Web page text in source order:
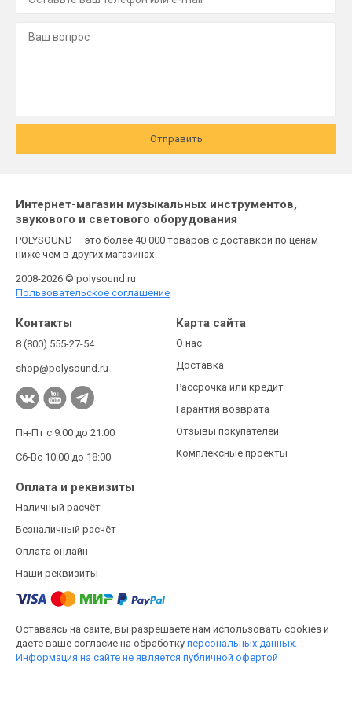
Отправить
Интернет-магазин музыкальных инструментов,
звукового и светового оборудования
POLYSOUND — это более 40 000 товаров с доставкой по ценам
ниже чем в других магазинах
2008-2026 © polysound.ru
Пользовательское соглашение
Контакты
8 (800) 555-27-54
shop@polysound.ru
Пн-Пт с 9:00 до 21:00
Сб-Вс 10:00 до 18:00
Карта сайта
О нас
Доставка
Рассрочка или кредит
Гарантия возврата
Отзывы покупателей
Комплексные проекты
Оплата и реквизиты
Наличный расчёт
Безналичный расчёт
Оплата онлайн
Наши реквизиты
Оставаясь на сайте, вы разрешаете нам использовать cookies и
даете ваше согласие на обработку персональных данных.
Информация на сайте не является публичной офертой